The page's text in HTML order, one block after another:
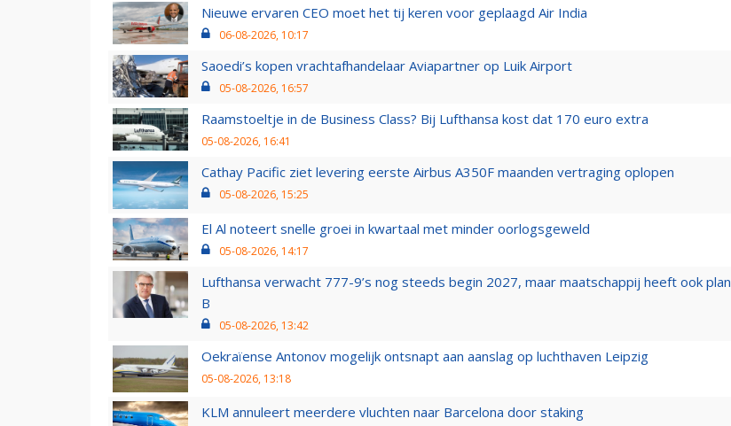
Nieuwe ervaren CEO moet het tij keren voor geplaagd Air India
06-08-2026, 10:17
Saoedi’s kopen vrachtafhandelaar Aviapartner op Luik Airport
05-08-2026, 16:57
Raamstoeltje in de Business Class? Bij Lufthansa kost dat 170 euro extra
05-08-2026, 16:41
Cathay Pacific ziet levering eerste Airbus A350F maanden vertraging oplopen
05-08-2026, 15:25
El Al noteert snelle groei in kwartaal met minder oorlogsgeweld
05-08-2026, 14:17
Lufthansa verwacht 777-9’s nog steeds begin 2027, maar maatschappij heeft ook plan
B
05-08-2026, 13:42
Oekraïense Antonov mogelijk ontsnapt aan aanslag op luchthaven Leipzig
05-08-2026, 13:18
KLM annuleert meerdere vluchten naar Barcelona door staking